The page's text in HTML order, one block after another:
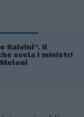
Salvini”. Il
svela i ministri